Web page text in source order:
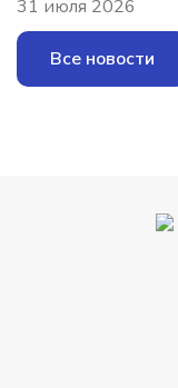
31 июля 2026
Все новости